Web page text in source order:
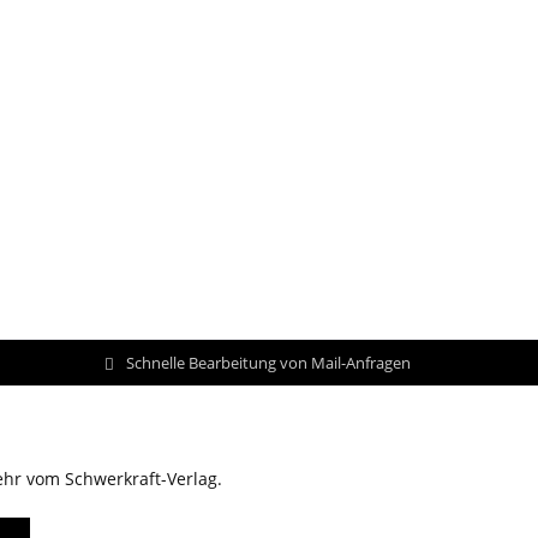
Schnelle Bearbeitung von Mail-Anfragen
vom Schwerkraft-Verlag.